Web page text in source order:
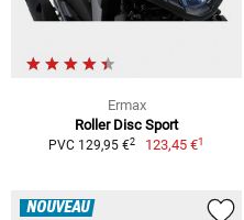
Ermax
Roller Disc Sport
PVC 129,95 €2 123,45 €1
NOUVEAU